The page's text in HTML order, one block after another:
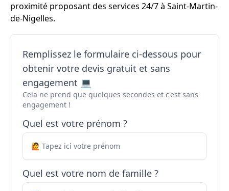
proximité proposant des services 24/7 à Saint-Martin-
de-Nigelles.
Remplissez le formulaire ci-dessous pour
obtenir votre devis gratuit et sans
engagement 💻
Cela ne prend que quelques secondes et c'est sans
engagement !
Quel est votre prénom ?
Quel est votre nom de famille ?